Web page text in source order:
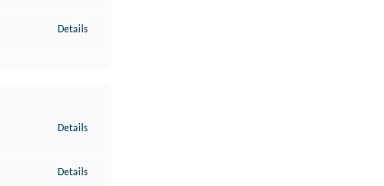
Details
Details
Details